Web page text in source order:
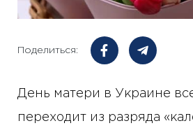
Поделиться:
День матери в Украине
переходит из разряда